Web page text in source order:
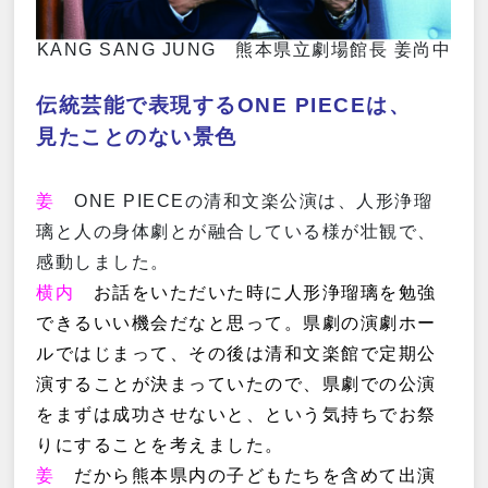
KANG SANG JUNG 熊本県立劇場館長 姜尚中
伝統芸能で表現するONE PIECEは、
見たことのない景色
姜ONE PIECEの清和文楽公演は、人形浄瑠
璃と人の身体劇とが融合している様が壮観で、
感動しました。
横内 お話をいただいた時に人形浄瑠璃を勉強
できるいい機会だなと思って。県劇の演劇ホー
ルではじまって、その後は清和文楽館で定期公
演することが決まっていたので、県劇での公演
をまずは成功させないと、という気持ちでお祭
りにすることを考えました。
姜
だから熊本県内の子どもたちを含めて出演